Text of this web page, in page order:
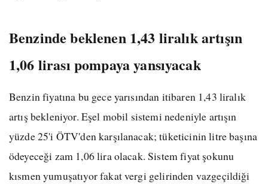
Benzinde beklenen 1,43 liralık artışın
1,06 lirası pompaya yansıyacak
Benzin fiyatına bu gece yarısından itibaren 1,43 liralık
artış bekleniyor. Eşel mobil sistemi nedeniyle artışın
yüzde 25'i ÖTV'den karşılanacak; tüketicinin litre başına
ödeyeceği zam 1,06 lira olacak. Sistem fiyat şokunu
kısmen yumuşatıyor fakat vergi gelirinden vazgeçildiği